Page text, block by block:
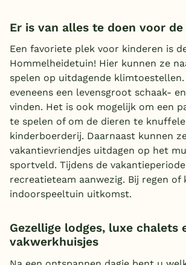
Er is van alles te doen voor
Een favoriete plek voor kinderen is
Hommelheidetuin! Hier kunnen ze
spelen op uitdagende klimtoestellen.
eveneens een levensgroot schaak-
vinden. Het is ook mogelijk om een
te spelen of om de dieren te
kinderboerderij. Daarnaast kunnen
vakantievriendjes uitdagen op het
sportveld. Tijdens de
recreatieteam aanwezig. Bij regen of
indoorspeeltuin uitkomst.
Gezellige lodges, luxe chalets
vakwerkhuisjes